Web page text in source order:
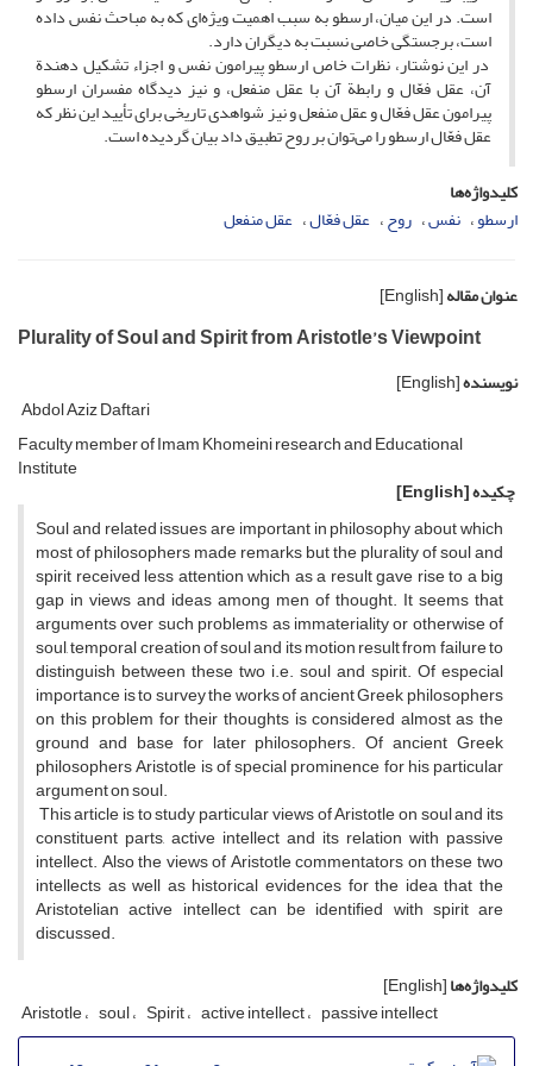
است. در این میان، ارسطو به سبب اهمیت ویژه‌ای که به مباحث نفس داده
است، برجستگی خاصی نسبت به دیگران دارد.
در این نوشتار، نظرات خاص ارسطو پیرامون نفس و اجزاء تشکیل دهندة
آن، عقل فعّال و رابطة آن با عقل منفعل، و نیز دیدگاه مفسران ارسطو
پیرامون عقل فعّال و عقل منفعل و نیز شواهدی تاریخی برای تأیید این نظر که
عقل فعّال ارسطو را می‌توان بر روح تطبیق داد بیان گردیده است.
کلیدواژه‌ها
ارسطو نفس روح عقل فعّال عقل منفعل
عنوان مقاله[English]
Plurality of Soul and Spirit from Aristotle’s Viewpoint
نویسنده[English]
Abdol Aziz Daftari
Faculty member of Imam Khomeini research and Educational
Institute
چکیده[English]
Soul and related issues are important in philosophy about which
most of philosophers made remarks but the plurality of soul and
spirit received less attention which as a result gave rise to a big
gap in views and ideas among men of thought. It seems that
arguments over such problems as immateriality or otherwise of
soul, temporal creation of soul and its motion result from failure to
distinguish between these two i.e. soul and spirit. Of especial
importance is to survey the works of ancient Greek philosophers
on this problem for their thoughts is considered almost as the
ground and base for later philosophers. Of ancient Greek
philosophers Aristotle is of special prominence for his particular
argument on soul.
This article is to study particular views of Aristotle on soul and its
constituent parts, active intellect and its relation with passive
intellect. Also the views of Aristotle commentators on these two
intellects as well as historical evidences for the idea that the
Aristotelian active intellect can be identified with spirit are
discussed.
کلیدواژه‌ها[English]
Aristotle soul Spirit active intellect passive intellect